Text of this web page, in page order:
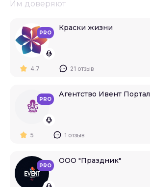
Им доверяют
PRO
Краски жизни
4.7 21 отзыв
PRO
Агентство Ивент Портал
5 1 отзыв
PRO
ООО "Праздник"